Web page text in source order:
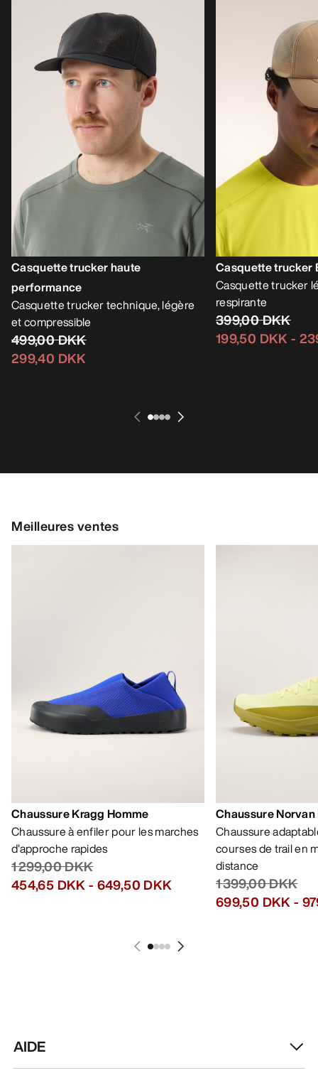
Casquette trucker haute
performance
Casquette trucker technique, légère
et compressible
499,00 DKK
299,40 DKK
Casquette trucker
Casquette trucker
respirante
399,00 DKK
199,50 DKK-
Meilleures ventes
Chaussure Kragg Homme
Chaussure à enfiler pour les marches
d’approche rapides
1 299,00 DKK
454,65 DKK- 649,50 DKK
Chaussure
Chaussure
courses de trail en
distance
1 399,00 DKK
699,50 DKK-
AIDE